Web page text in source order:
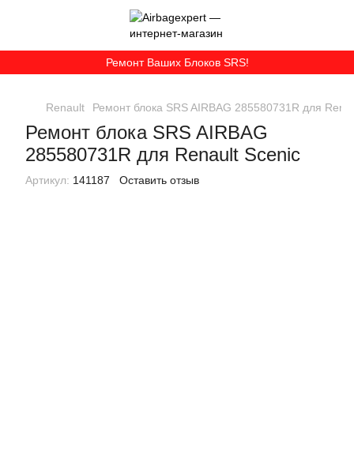
Ремонт Ваших Блоков SRS!
Renault Ремонт блока SRS AIRBAG 285580731R для
Ремонт блока SRS AIRBAG
285580731R для Renault Scenic
Артикул: 141187 Оставить отзыв